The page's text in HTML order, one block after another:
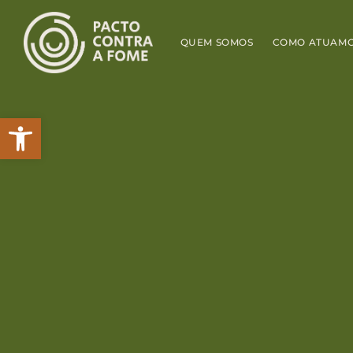
Abrir a barra de ferramentas
QUEM SOMOS COMO